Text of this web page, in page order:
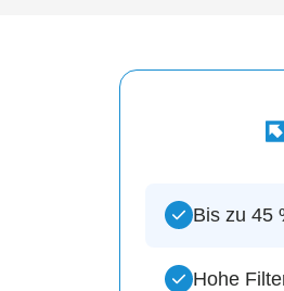
Bis zu 45
Hohe